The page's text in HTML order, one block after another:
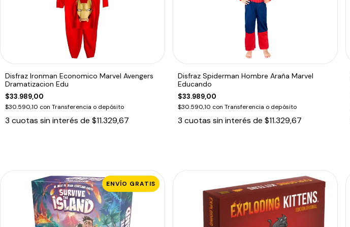
Disfraz Ironman Economico Marvel Avengers
Dramatizacion Edu
$33.989,00
$30.590,10 con Transferencia o depósito
3 cuotas sin interés de $11.329,67
Disfraz Spiderman Hombre Araña Marvel
Educando
$33.989,00
$30.590,10 con Transferencia o depósito
3 cuotas sin interés de $11.329,67
ENVÍO GRATIS